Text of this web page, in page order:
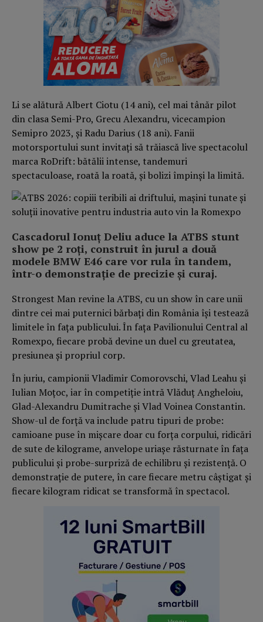
Li se alătură Albert Ciotu (14 ani), cel mai tânăr pilot
din clasa Semi-Pro, Grecu Alexandru, vicecampion
Semipro 2023, și Radu Darius (18 ani). Fanii
motorsportului sunt invitați să trăiască live spectacolul
marca RoDrift: bătălii intense, tandemuri
spectaculoase, roată la roată, și bolizi împinși la limită.
Cascadorul Ionuț Deliu aduce la ATBS stunt
show pe 2 roți, construit în jurul a două
modele BMW E46 care vor rula în tandem,
într-o demonstrație de precizie și curaj.
Strongest Man revine la ATBS, cu un show în care unii
dintre cei mai puternici bărbați din România își testează
limitele în fața publicului. În fața Pavilionului Central al
Romexpo, fiecare probă devine un duel cu greutatea,
presiunea și propriul corp.
În juriu, campionii Vladimir Comorovschi, Vlad Leahu și
Iulian Moțoc, iar în competiție intră Vlăduț Angheloiu,
Glad-Alexandru Dumitrache și Vlad Voinea Constantin.
Show-ul de forță va include patru tipuri de probe:
camioane puse în mișcare doar cu forța corpului, ridicări
de sute de kilograme, anvelope uriașe răsturnate în fața
publicului și probe-surpriză de echilibru și rezistență. O
demonstrație de putere, în care fiecare metru câștigat și
fiecare kilogram ridicat se transformă în spectacol.